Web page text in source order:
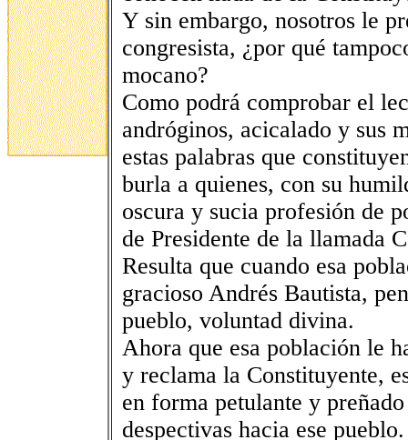
Y sin embargo, nosotros le
congresista, ¿por qué
mocano?
Como podrá comprobar el
andróginos, acicalado y sus
estas palabras que
burla a quienes, con su
oscura y sucia profesión de
de Presidente de la llamada
Resulta que cuando esa
gracioso Andrés Bautista,
pueblo, voluntad divina.
Ahora que esa población le
y reclama la Constituyente,
en forma petulante y
despectivas hacia ese pueblo.